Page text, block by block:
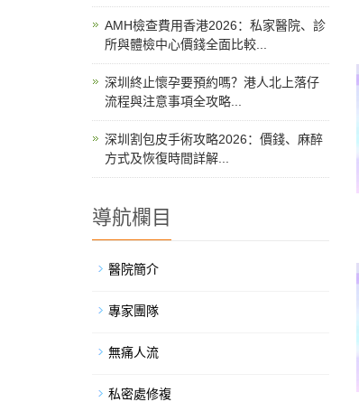
AMH檢查費用香港2026：私家醫院、診
所與體檢中心價錢全面比較...
深圳終止懷孕要預約嗎？港人北上落仔
流程與注意事項全攻略...
深圳割包皮手術攻略2026：價錢、麻醉
方式及恢復時間詳解...
導航欄目
醫院簡介
專家團隊
無痛人流
私密處修複